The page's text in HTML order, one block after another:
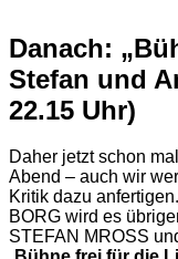
Danach:
Stefan und
22.15 Uhr)
Daher jetzt schon
Abend – auch wir
Kritik dazu
BORG wird es
STEFAN MROSS